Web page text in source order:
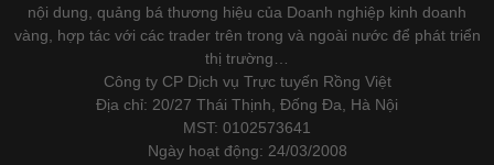
nội dung, quảng bá thương hiệu của Doanh nghiệp kinh doanh
vàng, hợp tác với các trader trên trong và ngoài nước để phát triển
thị trường…
Công ty CP Dịch vụ Trực tuyến Rồng Việt
Địa chỉ: 20/27 Thái Thịnh, Đống Đa, Hà Nội
MST: 0102573641
Ngày hoạt động: 24/03/2008